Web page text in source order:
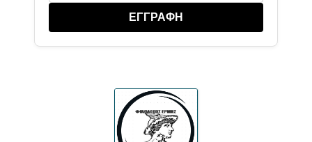
ΕΓΓΡΑΦΗ